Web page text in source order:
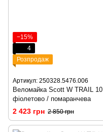
−15%
4
Розпродаж
Артикул: 250328.5476.006
Веломайка Scott W TRAIL 10
фіолетово / помаранчева
2 423 грн 2 850 грн